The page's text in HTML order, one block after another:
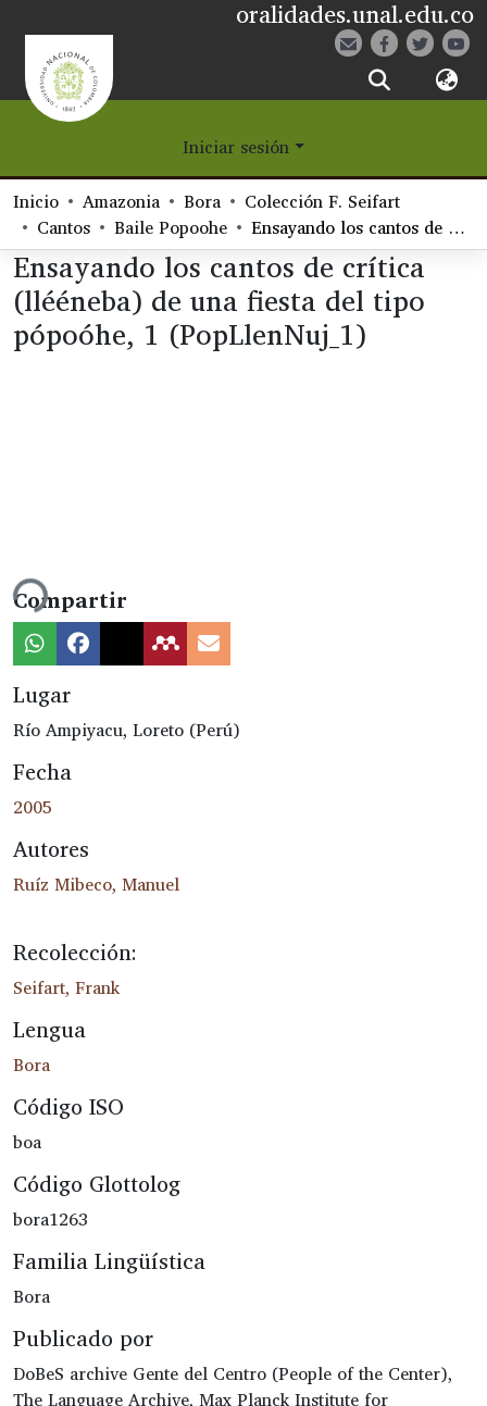
oralidades.unal.edu.co
¿Qué es Eetane?
Comunidades
Navegar
Estadísticas
Iniciar sesión
Inicio
Amazonia Bora
Colección F. Seifart
Cantos
Baile Popoohe Ensayando los cantos de crítica (llééneba) de una fiesta del tipo pópoóhe, 1 (PopLlenNuj_1)
Ensayando los cantos de crítica
(llééneba) de una fiesta del tipo
pópoóhe, 1 (PopLlenNuj_1)
Cargando...
Compartir
Lugar
Río Ampiyacu, Loreto (Perú)
Fecha
2005
Autores
Ruíz Mibeco, Manuel
Recolección:
Seifart, Frank
Lengua
Bora
Código ISO
boa
Código Glottolog
bora1263
Familia Lingüística
Bora
Publicado por
DoBeS archive Gente del Centro (People of the Center),
The Language Archive, Max Planck Institute for